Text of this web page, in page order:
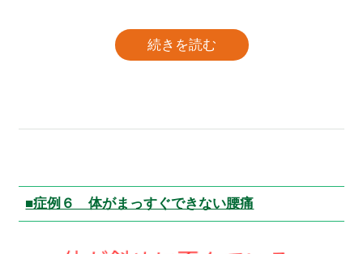
続きを読む
■症例６ 体がまっすぐできない腰痛